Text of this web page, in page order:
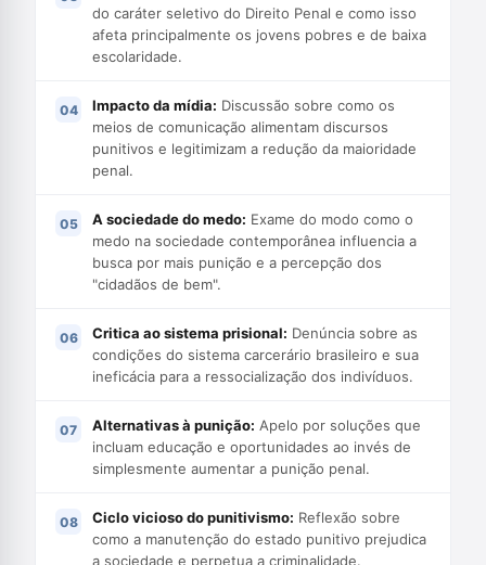
do caráter seletivo do Direito Penal e como isso
afeta principalmente os jovens pobres e de baixa
escolaridade.
Impacto da mídia: Discussão sobre como os
meios de comunicação alimentam discursos
punitivos e legitimizam a redução da maioridade
penal.
A sociedade do medo: Exame do modo como o
medo na sociedade contemporânea influencia a
busca por mais punição e a percepção dos
"cidadãos de bem".
Critica ao sistema prisional: Denúncia sobre as
condições do sistema carcerário brasileiro e sua
ineficácia para a ressocialização dos indivíduos.
Alternativas à punição: Apelo por soluções que
incluam educação e oportunidades ao invés de
simplesmente aumentar a punição penal.
Ciclo vicioso do punitivismo: Reflexão sobre
como a manutenção do estado punitivo prejudica
a sociedade e perpetua a criminalidade.